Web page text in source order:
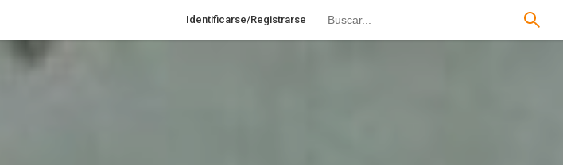
Identificarse/Registrarse